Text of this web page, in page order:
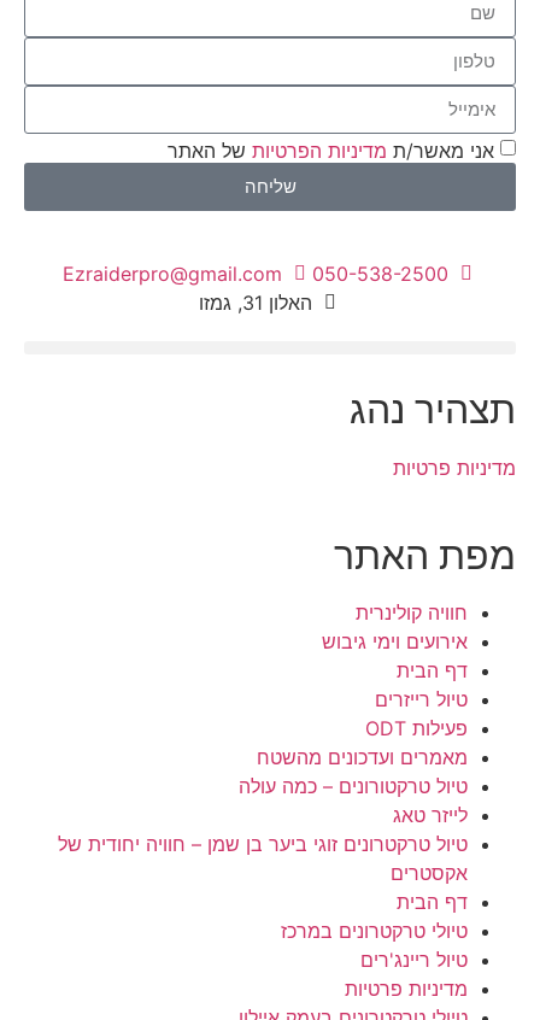
אני מאשר/ת מדיניות הפרטיות של האתר
שליחה
050-538-2500
Ezraiderpro@gmail.com
האלון 31, גמזו
תצהיר נהג
מדיניות פרטיות
מפת האתר
חוויה קולינרית
אירועים וימי גיבוש
דף הבית
טיול רייזרים
פעילות ODT
מאמרים ועדכונים מהשטח
טיול טרקטורונים – כמה עולה
לייזר טאג
טיול טרקטרונים זוגי ביער בן שמן – חוויה יחודית של
אקסטרים
דף הבית
טיולי טרקטרונים במרכז
טיול ריינג'רים
מדיניות פרטיות